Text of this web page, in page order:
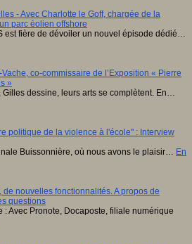
- Avec Charlotte le Goff, chargée de la
parc éolien offshore
est fière de dévoiler un nouvel épisode dédié…
co-commissaire de l’Exposition « Pierre
»
dessine, leurs arts se complètent. En…
politique de la violence à l'école" : Interview
Buissonnière, où nous avons le plaisir… En
de nouvelles fonctionnalités. A propos de
questions
: Avec Pronote, Docaposte, filiale numérique